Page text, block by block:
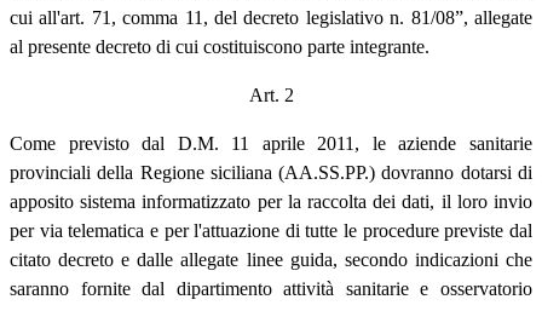
cui all'art. 71, comma 11, del decreto legislativo n. 81/08”, allegate
al presente decreto di cui costituiscono parte integrante.
Art. 2
Come previsto dal D.M. 11 aprile 2011, le aziende sanitarie
provinciali della Regione siciliana (AA.SS.PP.) dovranno dotarsi di
apposito sistema informatizzato per la raccolta dei dati, il loro invio
per via telematica e per l'attuazione di tutte le procedure previste dal
citato decreto e dalle allegate linee guida, secondo indicazioni che
saranno fornite dal dipartimento attività sanitarie e osservatorio